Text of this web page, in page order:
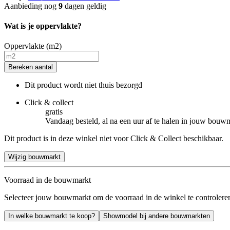
Aanbieding nog 9 dagen geldig
Wat is je oppervlakte?
Oppervlakte (m2)
Bereken aantal
Dit product wordt niet thuis bezorgd
Click & collect
gratis
Vandaag besteld, al na een uur af te halen in jouw
Dit product is in deze winkel niet voor Click & Collect beschikbaar.
Wijzig bouwmarkt
Voorraad in de bouwmarkt
Selecteer jouw bouwmarkt om de voorraad in de winkel te
In welke bouwmarkt te koop? Showmodel bij andere bouwmarkten